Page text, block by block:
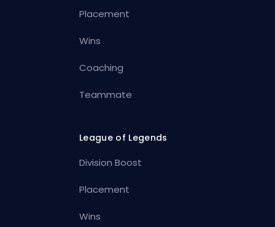
Placement
Wins
Coaching
Teammate
League of Legends
Division Boost
Placement
Wins